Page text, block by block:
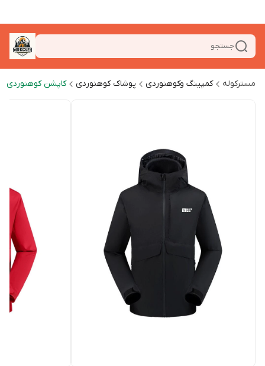
جستجو
مسترکوله کمپینگ وکوهنوردی پوشاک کوهنوردی کاپشن کوهنوردی